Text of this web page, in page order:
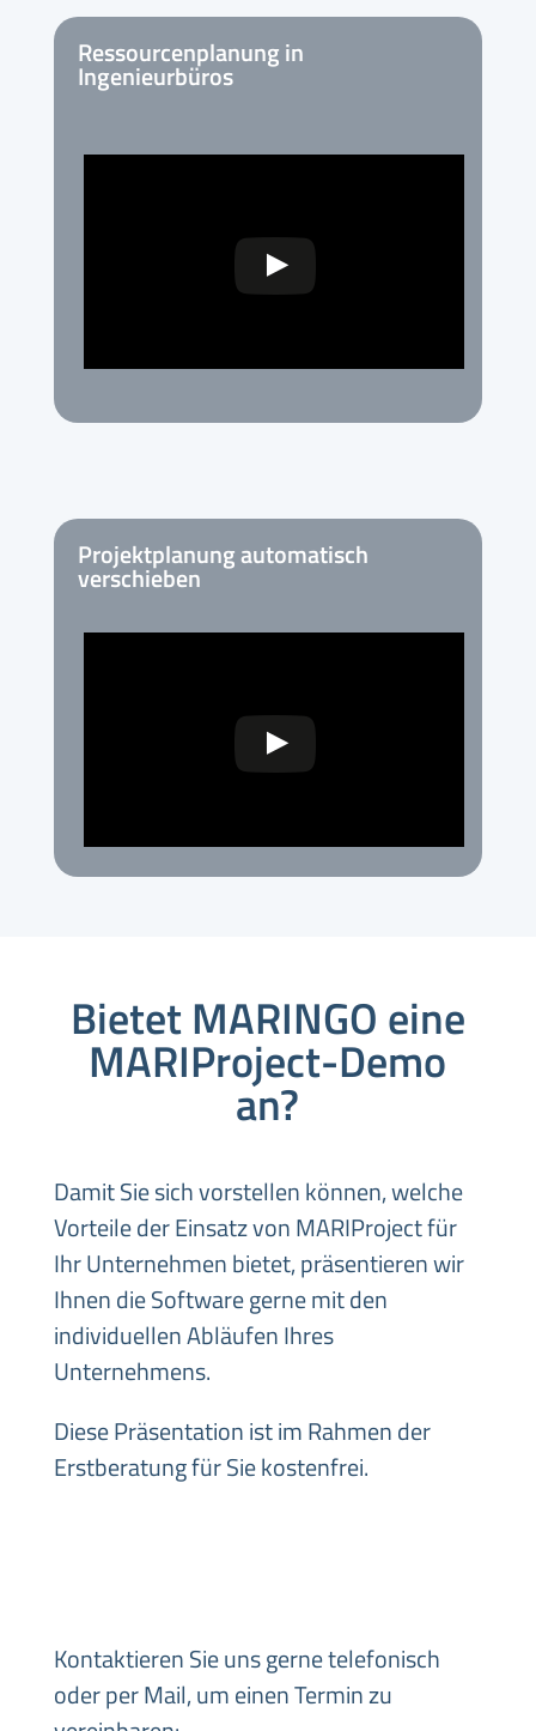
Ressourcenplanung in
Ingenieurbüros
Projektplanung automatisch
verschieben
Bietet MARINGO eine
MARIProject-Demo
an?
Damit Sie sich vorstellen können, welche
Vorteile der Einsatz von MARIProject für
Ihr Unternehmen bietet, präsentieren wir
Ihnen die Software gerne mit den
individuellen Abläufen Ihres
Unternehmens.
Diese Präsentation ist im Rahmen der
Erstberatung für Sie kostenfrei.
Kontaktieren Sie uns gerne telefonisch
oder per Mail, um einen Termin zu